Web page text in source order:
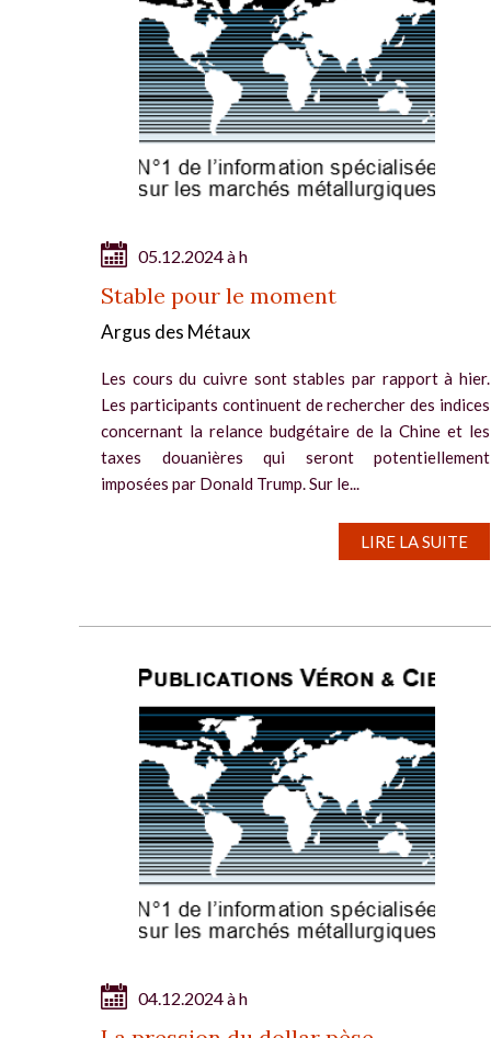
05.12.2024 à h
Stable pour le moment
Argus des Métaux
Les cours du cuivre sont stables par rapport à hier.
Les participants continuent de rechercher des indices
concernant la relance budgétaire de la Chine et les
taxes douanières qui seront potentiellement
imposées par Donald Trump. Sur le...
LIRE LA SUITE
04.12.2024 à h